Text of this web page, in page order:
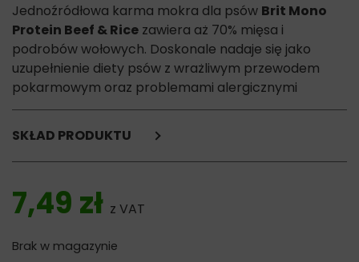
Jednoźródłowa karma mokra dla psów Brit Mono
Protein Beef & Rice zawiera aż 70% mięsa i
podrobów wołowych. Doskonale nadaje się jako
uzupełnienie diety psów z wrażliwym przewodem
pokarmowym oraz problemami alergicznymi
SKŁAD PRODUKTU
skrobia grochowa (3%),
błonnik grochowy (1%).
Skład analityczny:
7,49 zł z VAT
Brak w magazynie